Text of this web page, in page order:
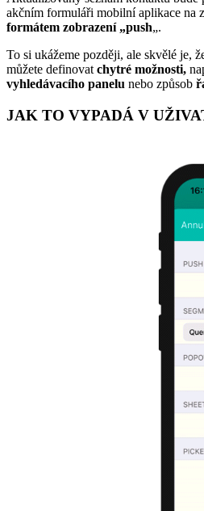
akčním formuláři mobilní aplikace na
formátem zobrazení „push„.
To si ukážeme později, ale skvělé je,
můžete definovat chytré možnosti,
vyhledávacího panelu nebo způsob
JAK TO VYPADÁ V